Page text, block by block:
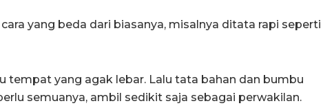
yang beda dari biasanya, misalnya ditata rapi seperti
tempat yang agak lebar. Lalu tata bahan dan bumbu
semuanya, ambil sedikit saja sebagai perwakilan.